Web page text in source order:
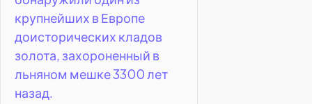
крупнейших в Европе
доисторических кладов
золота, захороненный в
льняном мешке 3300 лет
назад.